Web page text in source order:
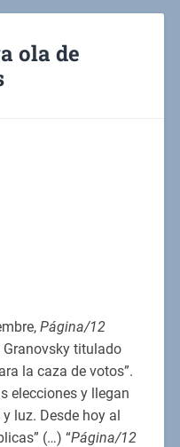
ola de
Página/12
titulado
la caza de votos”.
elecciones y llegan
luz. Desde hoy al
(…) “Página/12